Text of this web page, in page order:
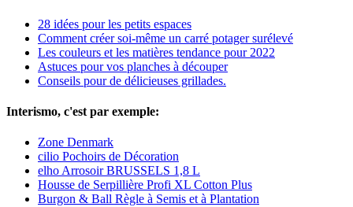
28 idées pour les petits espaces
Comment créer soi-même un carré potager surélevé
Les couleurs et les matières tendance pour 2022
Astuces pour vos planches à découper
Conseils pour de délicieuses grillades.
Interismo, c'est par exemple:
Zone Denmark
cilio Pochoirs de Décoration
elho Arrosoir BRUSSELS 1,8 L
Housse de Serpillière Profi XL Cotton Plus
Burgon & Ball Règle à Semis et à Plantation